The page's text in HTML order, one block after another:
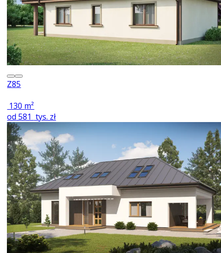
Z85
130 m²
od 581 tys. zł